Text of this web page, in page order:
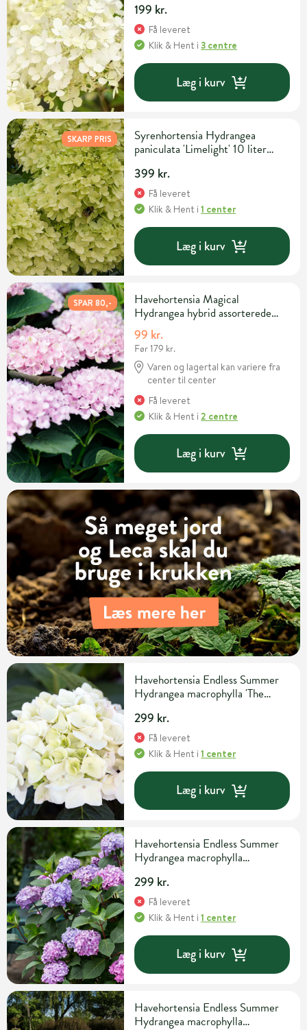
199 kr.
Få leveret
Klik & Hent i3 centre
Læg i kurv
SKARP PRIS
Syrenhortensia Hydrangea
paniculata 'Limelight' 10 liter
399 kr.
Få leveret
Klik & Hent i1 center
Læg i kurv
SPAR 80,-
Havehortensia Magical
Hydrangea hybrid assorterede
sorter 2 liter potte
99 kr.
Før 179 kr.
Varen og lagertal kan variere fra
center til center
Få leveret
Klik & Hent i2 centre
Læg i kurv
Havehortensia Endless Summer
Hydrangea macrophylla 'The
299 kr.
Få leveret
Klik & Hent i1 center
Læg i kurv
Havehortensia Endless Summer
Hydrangea macrophylla
299 kr.
Få leveret
Klik & Hent i1 center
Læg i kurv
Havehortensia Endless Summer
Hydrangea macrophylla